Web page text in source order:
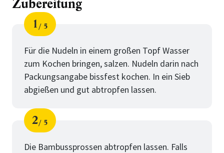
Zubereitung
Schritt
1
von
5
Für die Nudeln in einem großen Topf Wasser
zum Kochen bringen, salzen. Nudeln darin nach
Packungsangabe bissfest kochen. In ein Sieb
abgießen und gut abtropfen lassen.
Schritt
2
von
5
Die Bambussprossen abtropfen lassen. Falls